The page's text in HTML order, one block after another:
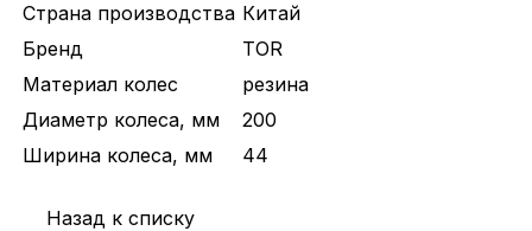
Страна производства Китай
Бренд
TOR
Материал колес
резина
Диаметр колеса, мм
200
Ширина колеса, мм
44
Назад к списку